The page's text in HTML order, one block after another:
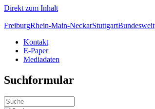
Direkt zum Inhalt
FreiburgRhein-Main-NeckarStuttgartBundesweit
Kontakt
E-Paper
Mediadaten
Suchformular